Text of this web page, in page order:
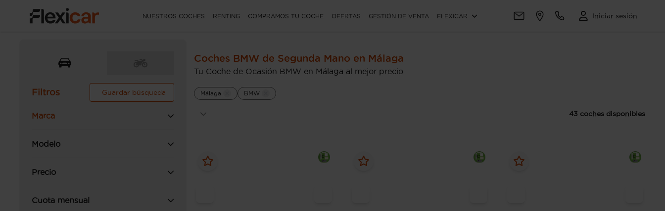
NUESTROS COCHES RENTING COMPRAMOS TU COCHE OFERTAS GESTIÓN DE VENTA FLEXICAR Iniciar sesión
Filtros Guardar búsqueda
Marca
Modelo
Precio
Cuota mensual
Coches BMW de Segunda Mano en Málaga
Tu Coche de Ocasión BMW en Málaga al mejor precio
Málaga BMW
43 coches disponibles